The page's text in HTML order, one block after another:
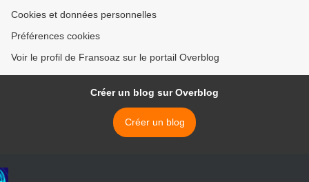
Cookies et données personnelles
Préférences cookies
Voir le profil de Fransoaz sur le portail Overblog
Créer un blog sur Overblog
Créer un blog